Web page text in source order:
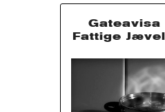
Gateavisa
Fattige